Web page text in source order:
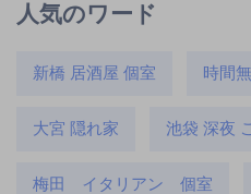
人気のワード
新橋 居酒屋 個室 時間
大宮 隠れ家 池袋 深夜
梅田 イタリアン 個室